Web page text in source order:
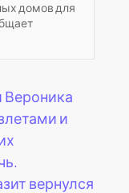
домов для
Вероника
и
вернулся